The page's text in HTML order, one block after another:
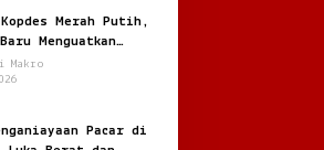
Kopdes Merah Putih,
Menguatkan
dari Akar Rumput
Makro
Pacar di